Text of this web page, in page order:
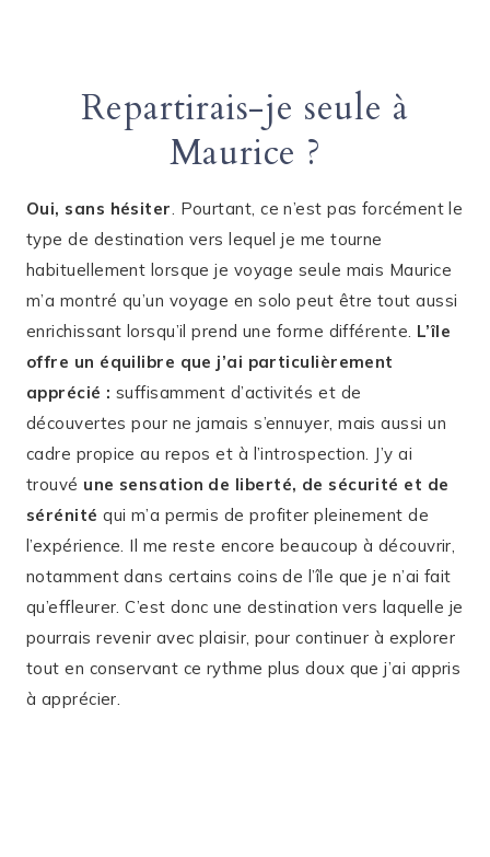
Repartirais-je seule à
Maurice ?
Oui, sans hésiter. Pourtant, ce n’est pas forcément le
type de destination vers lequel je me tourne
habituellement lorsque je voyage seule mais Maurice
m’a montré qu’un voyage en solo peut être tout aussi
enrichissant lorsqu’il prend une forme différente. L’île
offre un équilibre que j’ai particulièrement
apprécié : suffisamment d’activités et de
découvertes pour ne jamais s’ennuyer, mais aussi un
cadre propice au repos et à l’introspection. J’y ai
trouvé une sensation de liberté, de sécurité et de
sérénité qui m’a permis de profiter pleinement de
l’expérience. Il me reste encore beaucoup à découvrir,
notamment dans certains coins de l’île que je n’ai fait
qu’effleurer. C’est donc une destination vers laquelle je
pourrais revenir avec plaisir, pour continuer à explorer
tout en conservant ce rythme plus doux que j’ai appris
à apprécier.